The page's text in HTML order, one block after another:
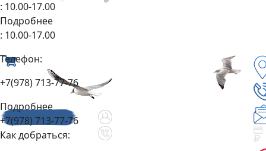
: 10.00-17.00
Подробнее
: 10.00-17.00
Телефон:
+7(978) 713-77-76
Подробнее
+7(978) 713-77-76
Как добраться: